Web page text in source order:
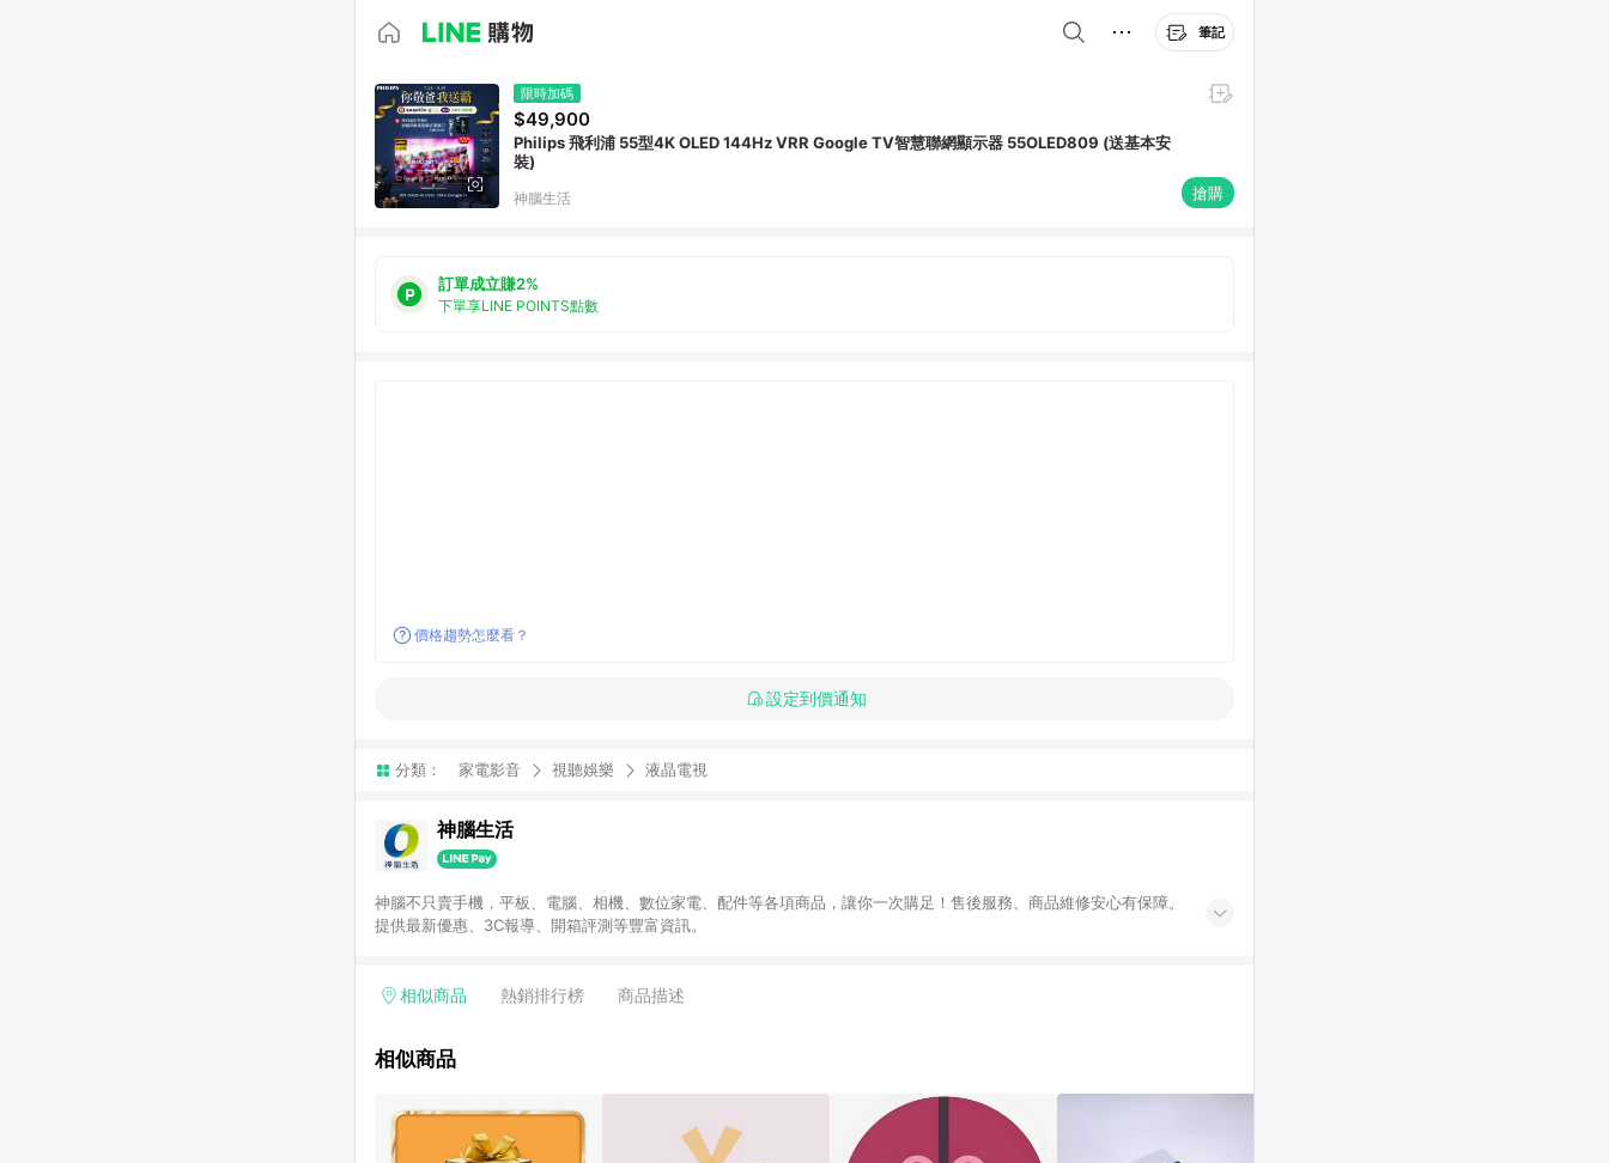
筆記
限時加碼
$49,900
Philips 飛利浦 55型4K OLED 144Hz VRR Google TV智慧聯網顯示器 55OLED809 (送基本安
裝)
神腦生活 搶購
訂單成立賺2%
下單享LINE POINTS點數
價格趨勢怎麼看？
設定到價通知
分類： 家電影音 視聽娛樂 液晶電視
神腦生活
神腦不只賣手機，平板、電腦、相機、數位家電、配件等各項商品，讓你一次購足！售後服務、商品維修安心有保障。
提供最新優惠、3C報導、開箱評測等豐富資訊。
相似商品 熱銷排行榜 商品描述
相似商品